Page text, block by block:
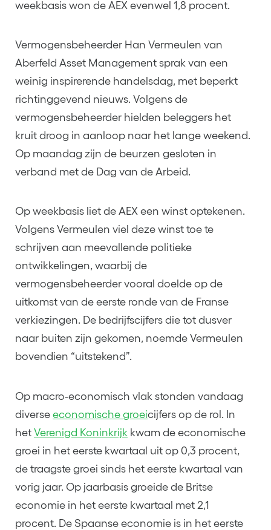
weekbasis won de AEX evenwel 1,8 procent.
Vermogensbeheerder Han Vermeulen van
Aberfeld Asset Management sprak van een
weinig inspirerende handelsdag, met beperkt
richtinggevend nieuws. Volgens de
vermogensbeheerder hielden beleggers het
kruit droog in aanloop naar het lange weekend.
Op maandag zijn de beurzen gesloten in
verband met de Dag van de Arbeid.
Op weekbasis liet de AEX een winst optekenen.
Volgens Vermeulen viel deze winst toe te
schrijven aan meevallende politieke
ontwikkelingen, waarbij de
vermogensbeheerder vooral doelde op de
uitkomst van de eerste ronde van de Franse
verkiezingen. De bedrijfscijfers die tot dusver
naar buiten zijn gekomen, noemde Vermeulen
bovendien “uitstekend”.
Op macro-economisch vlak stonden vandaag
diverse economische groeicijfers op de rol. In
het Verenigd Koninkrijk kwam de economische
groei in het eerste kwartaal uit op 0,3 procent,
de traagste groei sinds het eerste kwartaal van
vorig jaar. Op jaarbasis groeide de Britse
economie in het eerste kwartaal met 2,1
procent. De Spaanse economie is in het eerste